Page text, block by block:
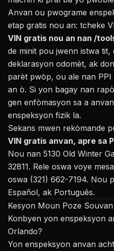
Anvan ou pwograme
etap gratis nou an: tcheke
VIN gratis nou an nan /
de minit pou jwenn istwa tit,
deklarasyon odomèt, ak
parèt pwòp, ou ale nan
an ò. Si yon bagay nan
gen enfòmasyon sa a
enspeksyon fizik la.
Sekans mwen rekòmande
VIN gratis anvan, apre sa
Nou nan 5130 Old Winter
32811. Rele oswa voye
oswa (321) 662-7194. Nou
Español, ak Português.
Kesyon Moun Poze Souvan
Konbyen yon enspeksyon
Orlando?
Yon enspeksyon anvan